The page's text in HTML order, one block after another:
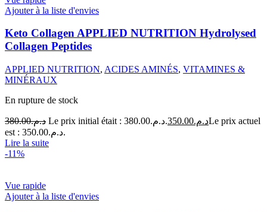
Ajouter à la liste d'envies
Keto Collagen APPLIED NUTRITION Hydrolysed
Collagen Peptides
APPLIED NUTRITION, ACIDES AMINÉS, VITAMINES &
MINÉRAUX
En rupture de stock
د.م.380.00 Le prix initial était : د.م.380.00. د.م.350.00
Le prix actuel
est : د.م.350.00.
Lire la suite
-11%
Vue rapide
Ajouter à la liste d'envies